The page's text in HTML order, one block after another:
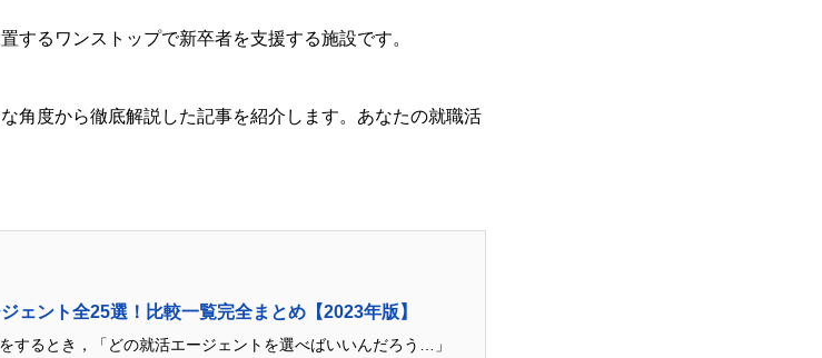
するワンストップで新卒者を支援する施設です。
角度から徹底解説した記事を紹介します。あなたの就職活
ェント全25選！比較一覧完全まとめ【2023年版】
するとき，「どの就活エージェントを選べばいいんだろう…」